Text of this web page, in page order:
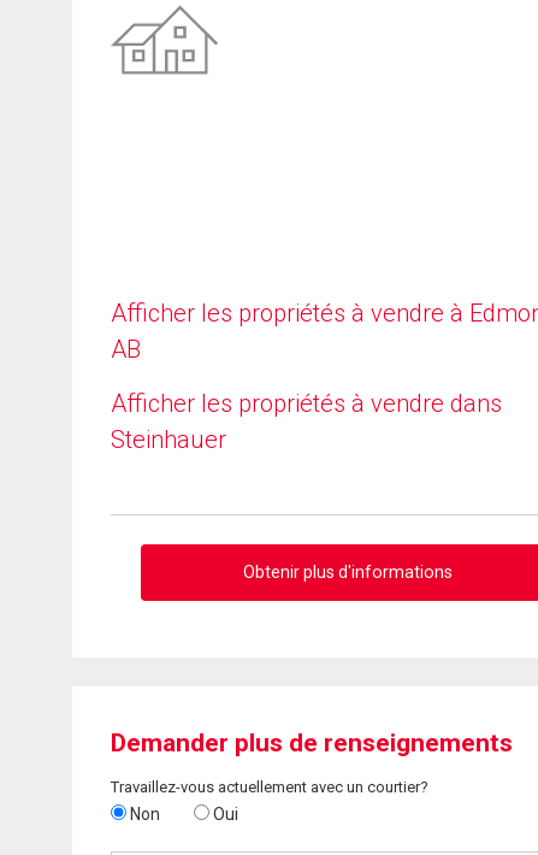
Afficher les propriétés à vendre à
AB
Afficher les propriétés à vendre dans
Steinhauer
Obtenir plus d'informations
Demander plus de renseignements
Travaillez-vous actuellement avec un courtier?
Non Oui